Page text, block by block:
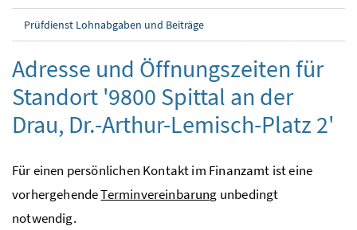
Prüfdienst Lohnabgaben und Beiträge
Adresse und Öffnungszeiten für
Standort '9800 Spittal an der
Drau, Dr.-Arthur-Lemisch-Platz 2'
Für einen persönlichen Kontakt im Finanzamt ist eine
vorhergehendeTerminvereinbarung unbedingt
notwendig.